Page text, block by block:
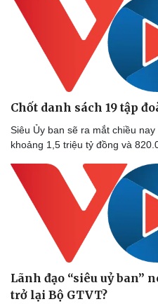
Chốt danh sách 19 tập
Siêu Ủy ban sẽ ra mắt chiều
khoảng 1,5 triệu tỷ đồng và
Lãnh đạo “siêu uỷ ban”
trở lại Bộ GTVT?